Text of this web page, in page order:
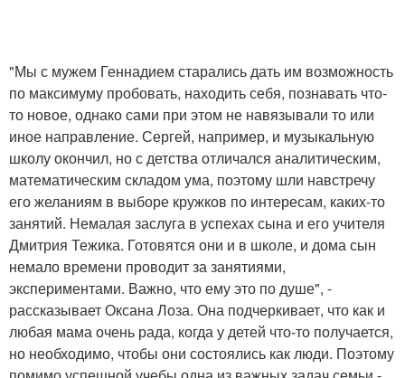
"Мы с мужем Геннадием старались дать им возможность
по максимуму пробовать, находить себя, познавать что-
то новое, однако сами при этом не навязывали то или
иное направление. Сергей, например, и музыкальную
школу окончил, но с детства отличался аналитическим,
математическим складом ума, поэтому шли навстречу
его желаниям в выборе кружков по интересам, каких-то
занятий. Немалая заслуга в успехах сына и его учителя
Дмитрия Тежика. Готовятся они и в школе, и дома сын
немало времени проводит за занятиями,
экспериментами. Важно, что ему это по душе", -
рассказывает Оксана Лоза. Она подчеркивает, что как и
любая мама очень рада, когда у детей что-то получается,
но необходимо, чтобы они состоялись как люди. Поэтому